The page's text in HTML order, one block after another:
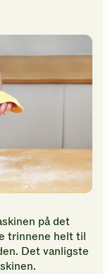
på det
trinnene helt til
Det vanligste